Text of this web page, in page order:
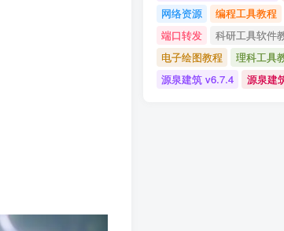
网络资源
编程工具教程
端口转发
科研工具软件
电子绘图教程
理科工具
源泉建筑 v6.7.4
源泉建